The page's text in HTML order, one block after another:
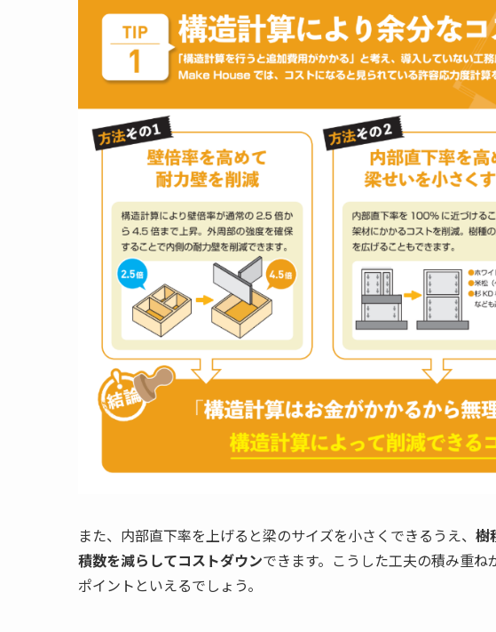
また、内部直下率を上げると梁のサイズを小さくできるうえ、 樹
積数を減らしてコストダウンできます。こうした工夫の積み重
ポイントといえるでしょう。